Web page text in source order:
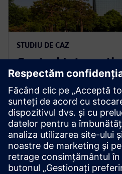
STUDIU DE CAZ
Centrul
Seul
IFC Seoul, complexul mixt de
Sud, colaborează cu
performanța clădirilor, a
obiectivele sale de